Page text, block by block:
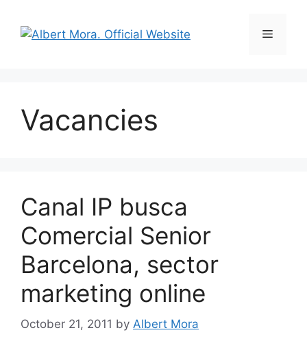
Vacancies
Canal IP busca
Comercial Senior
Barcelona, sector
marketing online
October 21, 2011 by Albert Mora